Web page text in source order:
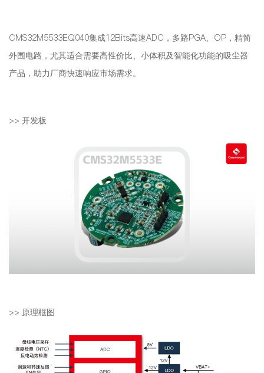
CMS32M5533EQ040集成12Bits高速ADC，多路PGA、OP，精简
外围电路，尤其适合需要高性价比、小体积及智能化功能的吸尘器
产品，助力厂商快速响应市场需求。
>> 开发板
>> 原理框图